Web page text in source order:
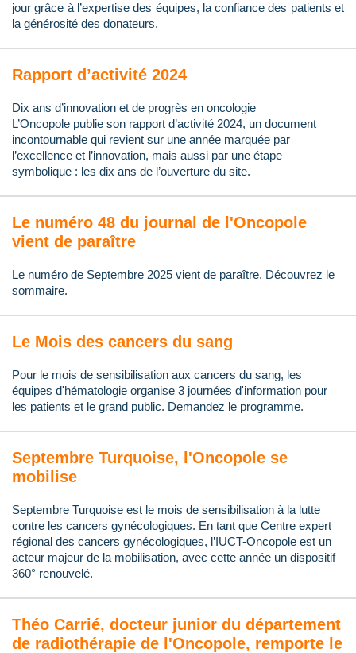
jour grâce à l’expertise des équipes, la confiance des patients et
la générosité des donateurs.
Rapport d’activité 2024
Dix ans d’innovation et de progrès en oncologie
L’Oncopole publie son rapport d’activité 2024, un document
incontournable qui revient sur une année marquée par
l’excellence et l’innovation, mais aussi par une étape
symbolique : les dix ans de l’ouverture du site.
Le numéro 48 du journal de l'Oncopole
vient de paraître
Le numéro de Septembre 2025 vient de paraître. Découvrez le
sommaire.
Le Mois des cancers du sang
Pour le mois de sensibilisation aux cancers du sang, les
équipes d'hématologie organise 3 journées d'information pour
les patients et le grand public. Demandez le programme.
Septembre Turquoise, l'Oncopole se
mobilise
Septembre Turquoise est le mois de sensibilisation à la lutte
contre les cancers gynécologiques. En tant que Centre expert
régional des cancers gynécologiques, l’IUCT-Oncopole est un
acteur majeur de la mobilisation, avec cette année un dispositif
360° renouvelé.
Théo Carrié, docteur junior du département
de radiothérapie de l'Oncopole, remporte le